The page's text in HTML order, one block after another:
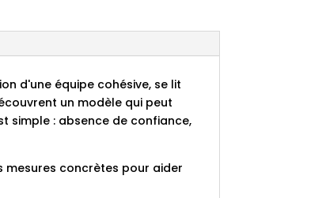
d'une équipe cohésive, se lit
un modèle qui peut
simple : absence de confiance,
concrètes pour aider